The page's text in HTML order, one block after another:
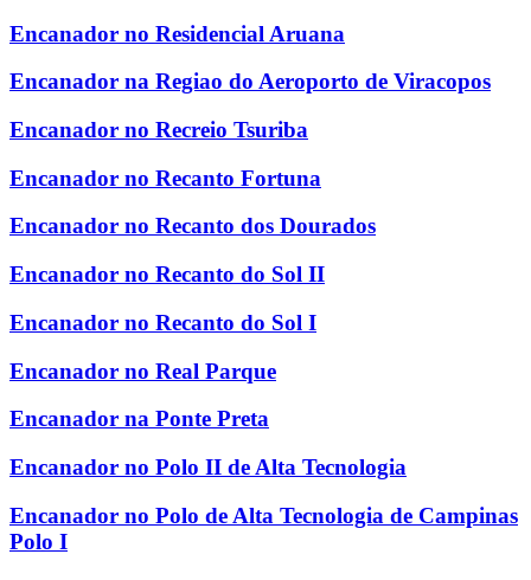
Encanador no Residencial Aruana
Encanador na Regiao do Aeroporto de Viracopos
Encanador no Recreio Tsuriba
Encanador no Recanto Fortuna
Encanador no Recanto dos Dourados
Encanador no Recanto do Sol II
Encanador no Recanto do Sol I
Encanador no Real Parque
Encanador na Ponte Preta
Encanador no Polo II de Alta Tecnologia
Encanador no Polo de Alta Tecnologia de Campinas
Polo I